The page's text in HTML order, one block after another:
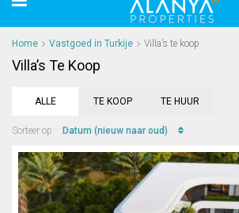
Home Vastgoed in Turkije Villa’s te koop
Villa’s Te Koop
ALLE TE KOOP TE HUUR
Sorteer op: Datum (nieuw naar oud)